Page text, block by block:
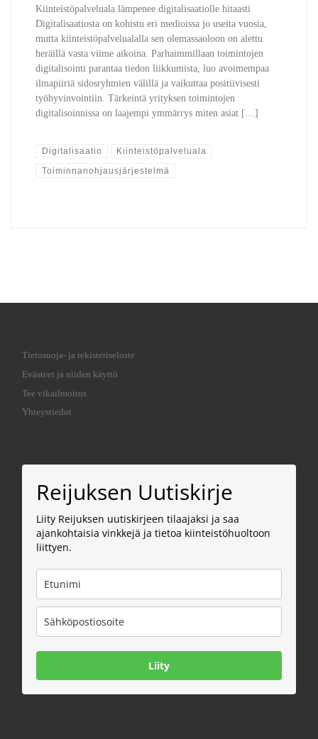
Kiinteistöpalveluala lämpenee digitalisaatiolle hitaasti
Digitalisaatiosta on kohistu eri medioissa jo useita vuosia,
mutta kiinteistöpalvelualalla sen olemassaoloon on alettu
heräillä vasta viime aikoina. Parhaimmillaan toimintojen
digitalisointi parantaa tiedon liikkumista, luo avoimempaa
ilmapiiriä sidosryhmien välillä ja vaikuttaa positiivisesti
työhyvinvointiin. Tärkeintä yrityksen toimintojen
digitalisoinnissa on laajempi ymmärrys miten asiat […]
Digitalisaatio Kiinteistöpalveluala
Toiminnanohjausjärjestelmä
Tietosuoja- ja rekisteriseloste
Evästeet ja niiden käyttö
Tee vikailmoitus
Yhteystiedot
Reijuksen Uutiskirje
Liity Reijuksen uutiskirjeen tilaajaksi ja saa
ajankohtaisia vinkkejä ja tietoa kiinteistöhuoltoon
liittyen.
Liity